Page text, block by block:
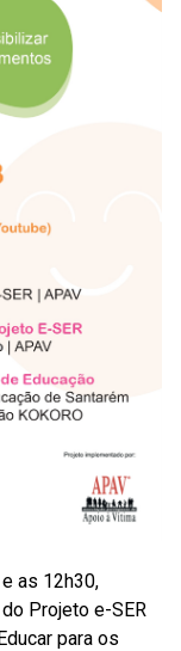
as 12h30,
Projeto e-SER
para os